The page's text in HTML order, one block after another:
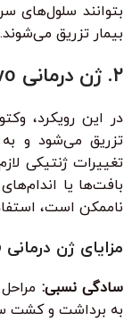
بتوانند سلول‌های
بیمار تزریق می‌شوند.
۲. ژن درمانی In Vivo (درون بدن)
در این رویکرد،
تزریق می‌شود و
تغییرات ژنتیکی
بافت‌ها یا
ناممکن است،
مزایای ژن درمانی In Vivo:
سادگی نسبی:
به برداشت و کشت